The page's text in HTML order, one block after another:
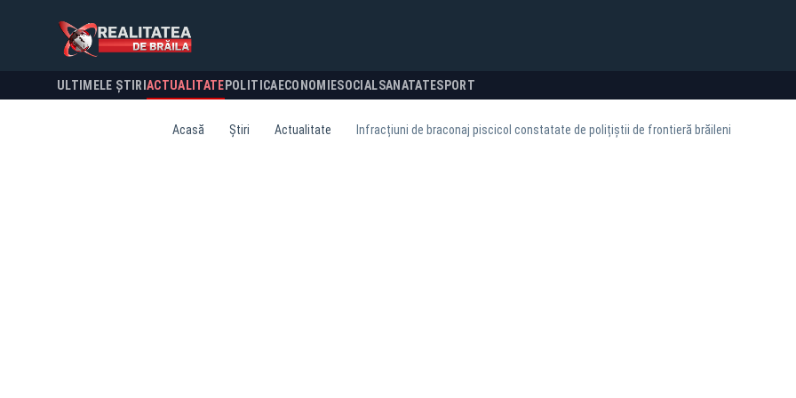
ULTIMELE ȘTIRI ACTUALITATE POLITICA ECONOMIESOCIALSANATATESPORT
Acasă Știri Actualitate Infracțiuni de braconaj piscicol constatate de polițiștii de frontieră brăileni